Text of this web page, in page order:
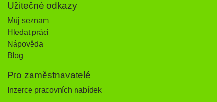
Užitečné odkazy
Můj seznam
Hledat práci
Nápověda
Blog
Pro zaměstnavatelé
Inzerce pracovních nabídek